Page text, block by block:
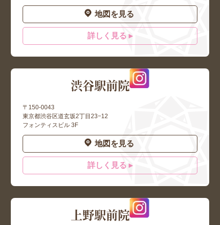
地図を見る
詳しく見る ▸
渋谷駅前院
〒150-0043
東京都渋谷区道玄坂2丁目23−12
フォンティスビル 3F
地図を見る
詳しく見る ▸
上野駅前院